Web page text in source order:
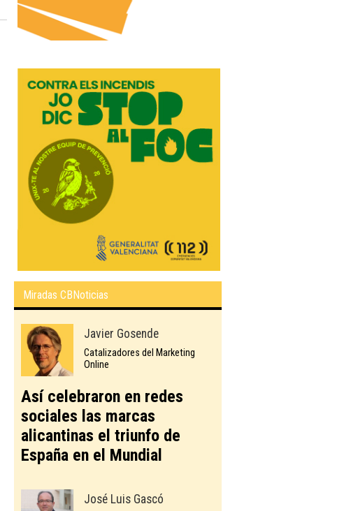
Miradas CBNoticias
Javier Gosende
Catalizadores del Marketing
Online
Así celebraron en redes
sociales las marcas
alicantinas el triunfo de
España en el Mundial
José Luis Gascó